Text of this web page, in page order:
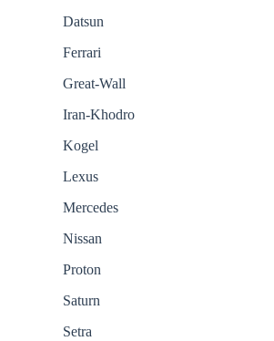
Datsun
Ferrari
Great-Wall
Iran-Khodro
Kogel
Lexus
Mercedes
Nissan
Proton
Saturn
Setra